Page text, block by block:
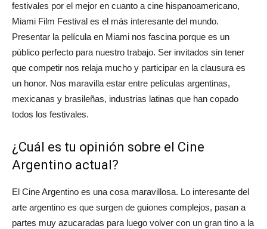
festivales por el mejor en cuanto a cine hispanoamericano,
Miami Film Festival es el más interesante del mundo.
Presentar la película en Miami nos fascina porque es un
público perfecto para nuestro trabajo. Ser invitados sin tener
que competir nos relaja mucho y participar en la clausura es
un honor. Nos maravilla estar entre películas argentinas,
mexicanas y brasileñas, industrias latinas que han copado
todos los festivales.
¿Cuál es tu opinión sobre el Cine
Argentino actual?
El Cine Argentino es una cosa maravillosa. Lo interesante del
arte argentino es que surgen de guiones complejos, pasan a
partes muy azucaradas para luego volver con un gran tino a la